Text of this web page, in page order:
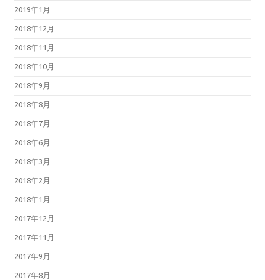
2019年1月
2018年12月
2018年11月
2018年10月
2018年9月
2018年8月
2018年7月
2018年6月
2018年3月
2018年2月
2018年1月
2017年12月
2017年11月
2017年9月
2017年8月